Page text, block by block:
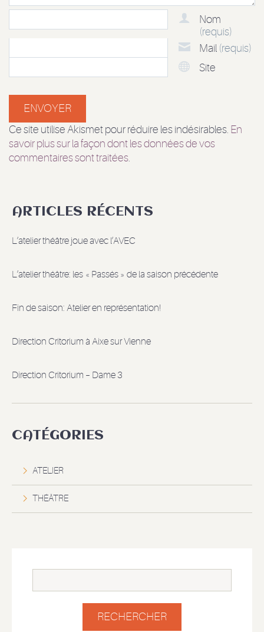
Nom
(requis)
Mail (requis)
Site
Ce site utilise Akismet pour réduire les indésirables. En
savoir plus sur la façon dont les données de vos
commentaires sont traitées
ARTICLES RÉCENTS
L’atelier théâtre joue avec l’AVEC
L’atelier théâtre: les « Passés » de la saison précédente
Fin de saison: Atelier en représentation!
Direction Critorium à Aixe sur Vienne
Direction Critorium – Dame 3
CATÉGORIES
ATELIER
THÉÂTRE